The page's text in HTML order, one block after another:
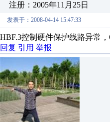
注册：2005年11月25日
发表于：2008-04-14 15:47:33
HBF.3控制硬件保护线路异常
回复 引用 举报